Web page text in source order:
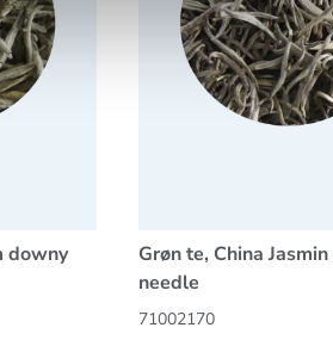
downy
Grøn te, China
needle
71002170